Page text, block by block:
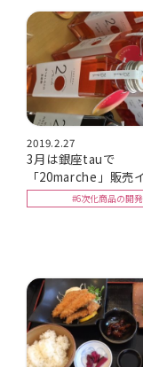
2019.2.27
3月は銀座tauで
「20marche」販売
#6次化商品の開発